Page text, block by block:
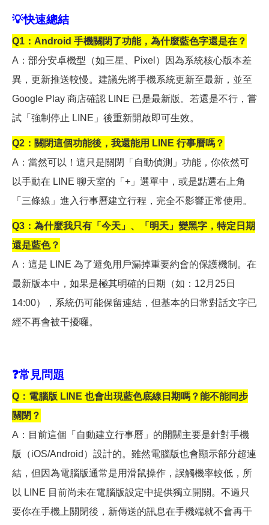
💡快速總結
Q1 ：Android 手機關閉了功能，為什麼藍色字還是在？
A ：部分安卓機型（如三星、Pixel）因為系統核心版本差
異，更新推送較慢。建議先將手機系統更新至最新，並至
Google Play 商店確認 LINE 已是最新版。若還是不行，嘗
試「強制停止 LINE」後重新開啟即可生效。
Q2 ：關閉這個功能後，我還能用 LINE 行事曆嗎？
A ：當然可以！這只是關閉「自動偵測」功能，你依然可
以手動在 LINE 聊天室的「+」選單中，或是點選右上角
「三條線」進入行事曆建立行程，完全不影響正常使用。
Q3 ：為什麼我只有「今天」、「明天」變黑字，特定日期
還是藍色？
A ：這是 LINE 為了避免用戶漏掉重要約會的保護機制。在
最新版本中，如果是極其明確的日期（如：12月25日
14:00），系統仍可能保留連結，但基本的日常對話文字已
經不再會被干擾囉。
❓常見問題
Q ：電腦版 LINE 也會出現藍色底線日期嗎？能不能同步
關閉？
A ：目前這個「自動建立行事曆」的開關主要是針對手機
版（iOS/Android）設計的。雖然電腦版也會顯示部分超連
結，但因為電腦版通常是用滑鼠操作，誤觸機率較低，所
以 LINE 目前尚未在電腦版設定中提供獨立開關。不過只
要你在手機上關閉後，新傳送的訊息在手機端就不會再干